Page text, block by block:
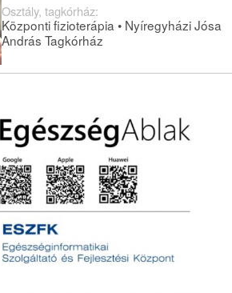
Osztály, tagkórház:
Központi fizioterápia • Nyíregyházi Jósa
András Tagkórház